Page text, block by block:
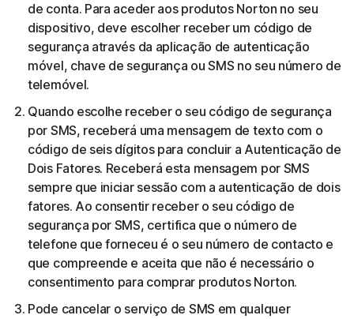
de conta. Para aceder aos produtos Norton no seu
dispositivo, deve escolher receber um código de
segurança através da aplicação de autenticação
móvel, chave de segurança ou SMS no seu número de
telemóvel.
Quando escolhe receber o seu código de segurança
por SMS, receberá uma mensagem de texto com o
código de seis dígitos para concluir a Autenticação de
Dois Fatores. Receberá esta mensagem por SMS
sempre que iniciar sessão com a autenticação de dois
fatores. Ao consentir receber o seu código de
segurança por SMS, certifica que o número de
telefone que forneceu é o seu número de contacto e
que compreende e aceita que não é necessário o
consentimento para comprar produtos Norton.
Pode cancelar o serviço de SMS em qualquer